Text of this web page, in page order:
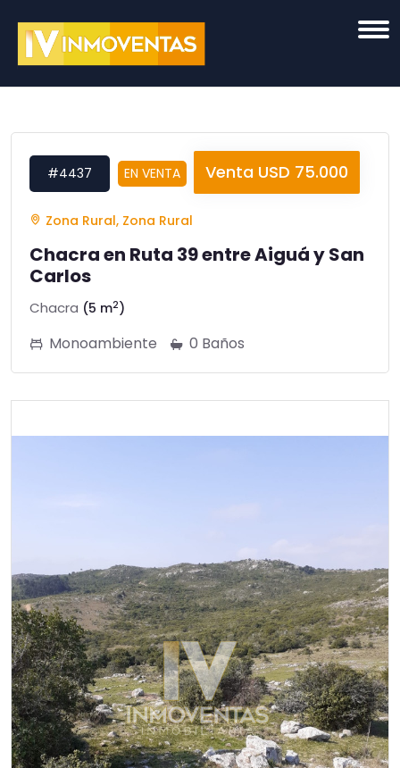
#4437 EN VENTA Venta USD 75.000
Zona Rural, Zona Rural
Chacra en Ruta 39 entre Aiguá y San
Carlos
Chacra (5 m2)
Monoambiente 0 Baños